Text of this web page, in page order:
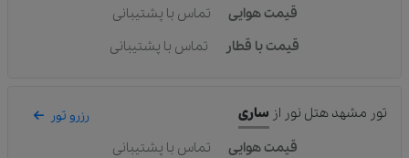
قیمت هوایی
تماس با پشتیبانی
قیمت با قطار
تماس با پشتیبانی
تور مشهد هتل نور از ساری رزرو تور
قیمت هوایی
تماس با پشتیبانی